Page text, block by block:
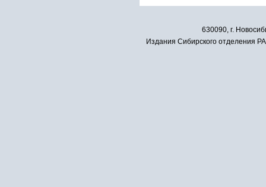
630090, г.
Издания Сибирского отделения